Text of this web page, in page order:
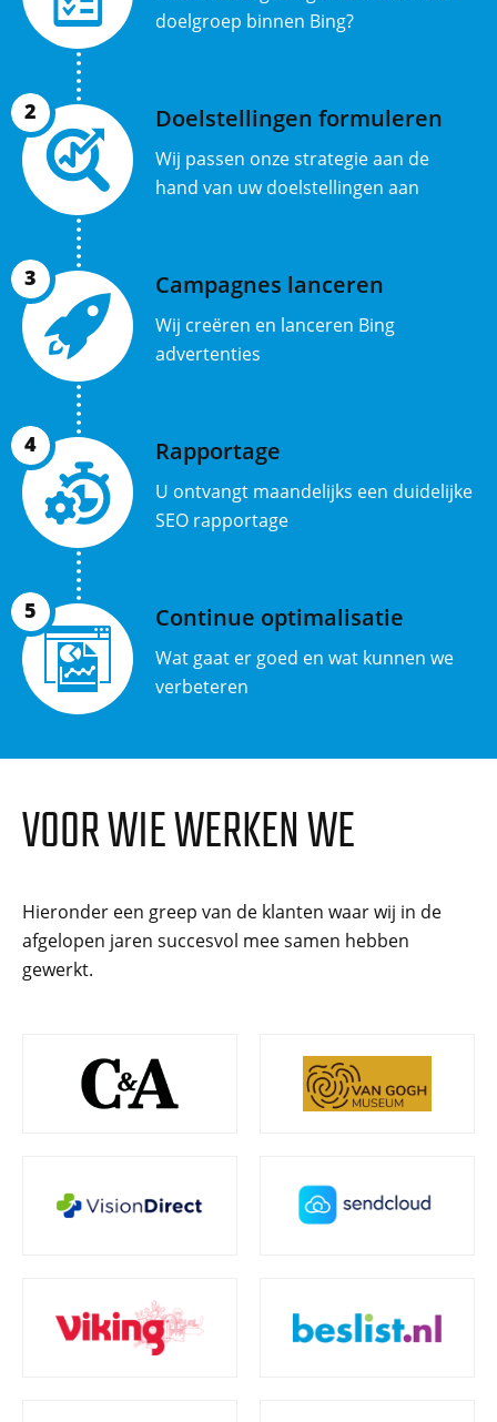
doelgroep binnen Bing?
2 Doelstellingen formuleren
Wij passen onze strategie aan de
hand van uw doelstellingen aan
3 Campagnes lanceren
Wij creëren en lanceren Bing
advertenties
4 Rapportage
U ontvangt maandelijks een duidelijke
SEO rapportage
5 Continue optimalisatie
Wat gaat er goed en wat kunnen we
verbeteren
VOOR WIE WERKEN WE
Hieronder een greep van de klanten waar wij in de
afgelopen jaren succesvol mee samen hebben
gewerkt.